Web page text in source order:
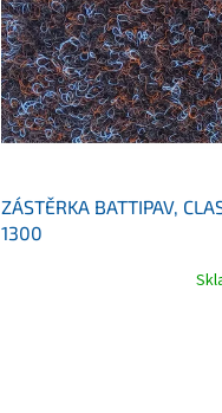
ZÁSTĚRKA BATTIPAV,
1300